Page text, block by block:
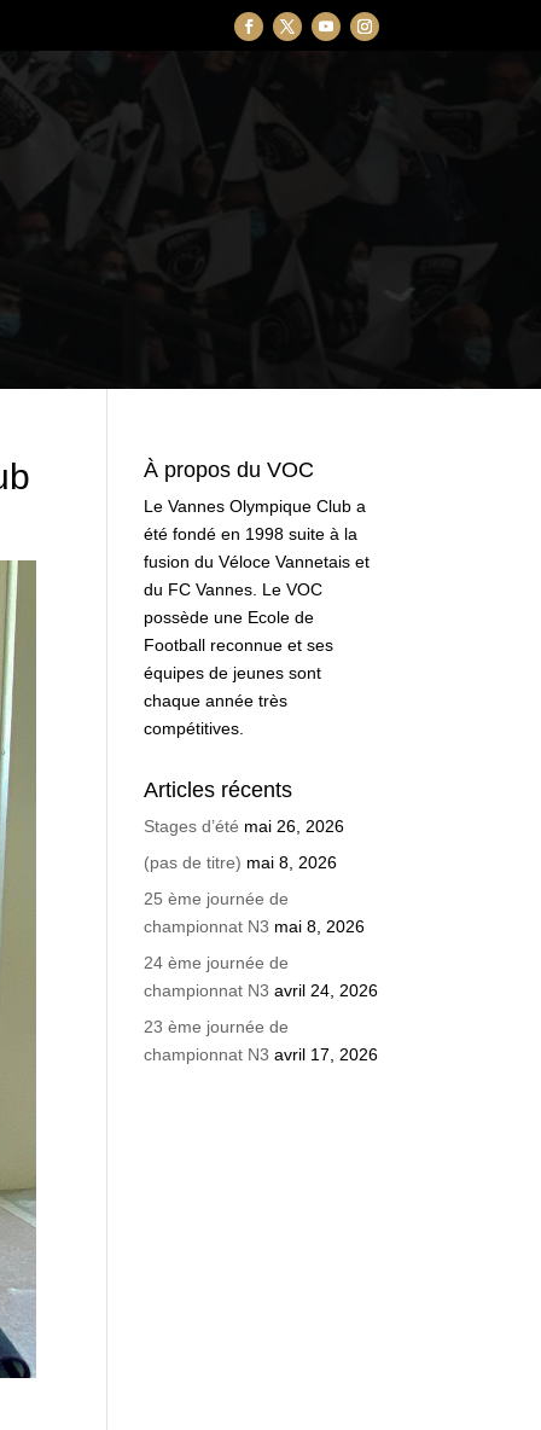
À propos du VOC
Le Vannes Olympique Club a
été fondé en 1998 suite à la
fusion du Véloce Vannetais et
du FC Vannes. Le VOC
possède une Ecole de
Football reconnue et ses
équipes de jeunes sont
chaque année très
compétitives.
Articles récents
Stages d’été mai 26, 2026
(pas de titre) mai 8, 2026
25 ème journée de
championnat N3 mai 8, 2026
24 ème journée de
championnat N3 avril 24, 2026
23 ème journée de
championnat N3 avril 17, 2026